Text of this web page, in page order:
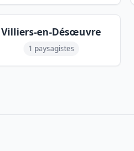
Villiers-en-Désœuvre
1 paysagistes